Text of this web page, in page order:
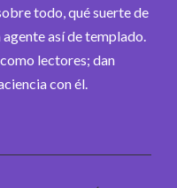
todo, qué suerte de
así de templado.
lectores; dan
con él.